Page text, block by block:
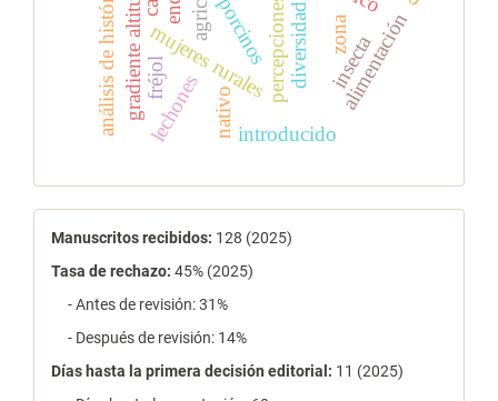
mujeres ruralespercepciones
gradiente altitudinal alimentación
porcinos
lechones
diversidad insecta
nativo introducido
análisis de históricos fréjol
zona
estadísticas
Manuscritos recibidos: 128 (2025)
Tasa de rechazo: 45% (2025)
- Antes de revisión: 31%
- Después de revisión: 14%
Días hasta la primera decisión editorial: 11 (2025)